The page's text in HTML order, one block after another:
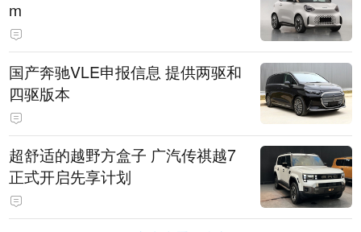
m
国产奔驰VLE申报信息 提供两驱和
四驱版本
超舒适的越野方盒子 广汽传祺越7
正式开启先享计划